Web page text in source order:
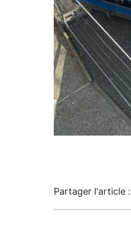
Partager l'article :